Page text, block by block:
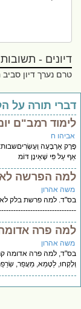
דיונים - תשובות
טרם נערך דיון סביב
תורה על
רמב"ם
ח
אַרְבָּעָה וְעֶשְׂרִיםשבות:
עַל פִּי שֶׁאֵינָן דּוֹמ
הפרשה לא
אהרון
למה פרשת בלק לא
פרה אדומה
אהרון
למה פרה אדומה
לַטָּמֵא, מֵעֲפַר, שְׂרֵפַת